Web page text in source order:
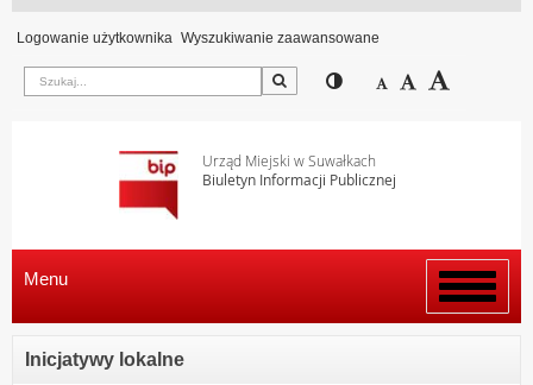
Logowanie użytkownika Wyszukiwanie zaawansowane
Szukaj Przełącz pomiędzy
Zmniejsz
Domyślny
Urząd Miejski w Suwałkach
Biuletyn Informacji Publicznej
Włącz
menu
Menu
Inicjatywy lokalne